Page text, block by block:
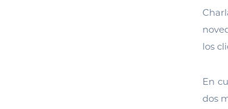
los
En
dos